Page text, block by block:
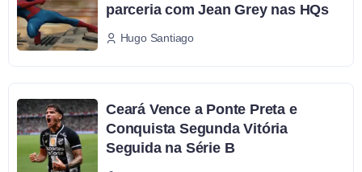
parceria com Jean Grey nas HQs
Hugo Santiago
Ceará Vence a Ponte Preta e
Conquista Segunda Vitória
Seguida na Série B